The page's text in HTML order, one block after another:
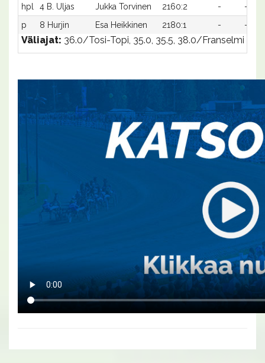
hpl
4 B. Uljas Jukka Torvinen 2160:2 -
-
p
8 Hurjin Esa Heikkinen 2180:1 - -
Väliajat: 36.0/Tosi-Topi, 35.0, 35.5, 38.0/Franselmi